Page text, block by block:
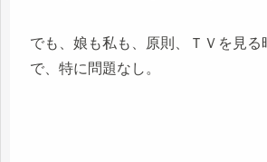
でも、娘も私も、原則、ＴＶを見る
で、特に問題なし。